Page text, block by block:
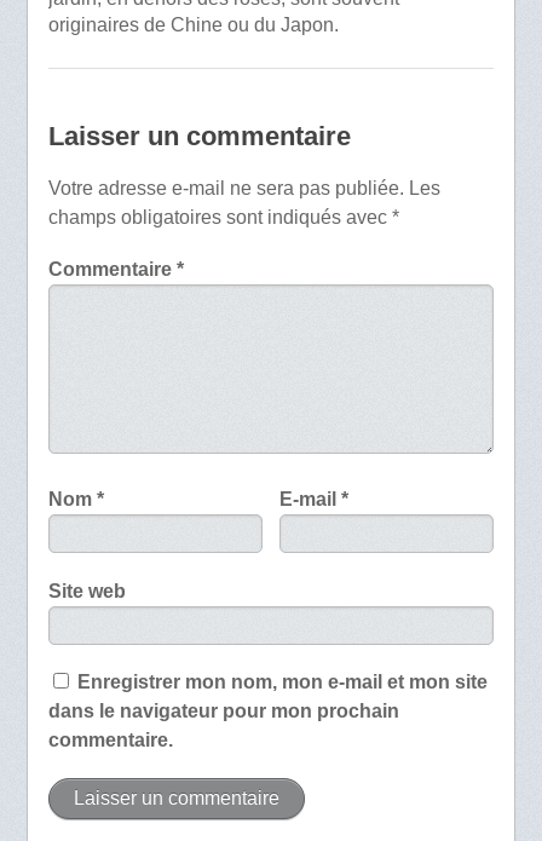
originaires de Chine ou du Japon.
Laisser un commentaire
Votre adresse e-mail ne sera pas publiée. Les
champs obligatoires sont indiqués avec *
Commentaire *
Nom * E-mail*
Site web
Enregistrer mon nom, mon e-mail et mon site
dans le navigateur pour mon prochain
commentaire.